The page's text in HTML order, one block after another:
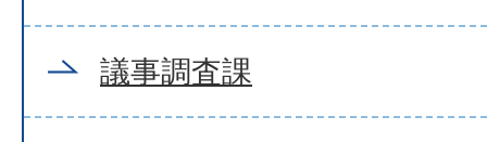
議事調査課